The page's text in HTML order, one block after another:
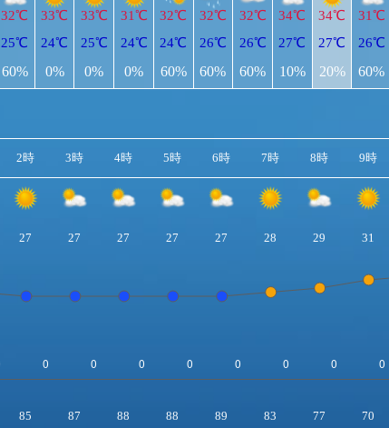
32℃
25℃
60%
33℃
24℃
0%
33℃
25℃
0%
31℃
24℃
0%
32℃
24℃
60%
32℃
26℃
60%
32℃
26℃
60%
34℃
27℃
10%
34℃
27℃
20%
31℃
26℃
60%
2時 3時 4時 5時 6時 7時 8時 9時
27 27 27 27 27 28 29 31
85 87 88 88 89 83 77 70